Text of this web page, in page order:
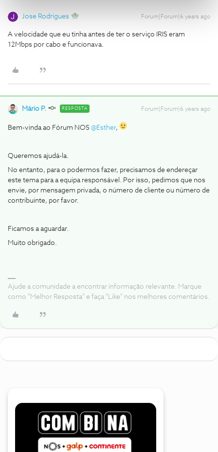
Jose Rodrigues Forum|Forum|6 years ago
A velocidade que eu tinha antes de ter o serviço IRIS eram
12Mbps por cabo e funcionava.
Mário P. RESPOSTA Forum|Forum|6 years ago
Bem-vinda ao Fórum NOS @Esther,
Queremos ajudá-la.
No entanto, para o podermos fazer, precisamos de endereçar
este tema para a equipa responsável. Por isso, pedimos que nos
envie, por mensagem privada, o número de cliente ou número de
contribuinte, por favor.
Ficamos a aguardar.
Muito obrigado.
Ajude a comunidade a encontrar informação relevante. Marque
como "Melhor Resposta" e faça "Like" nos melhores comentários.